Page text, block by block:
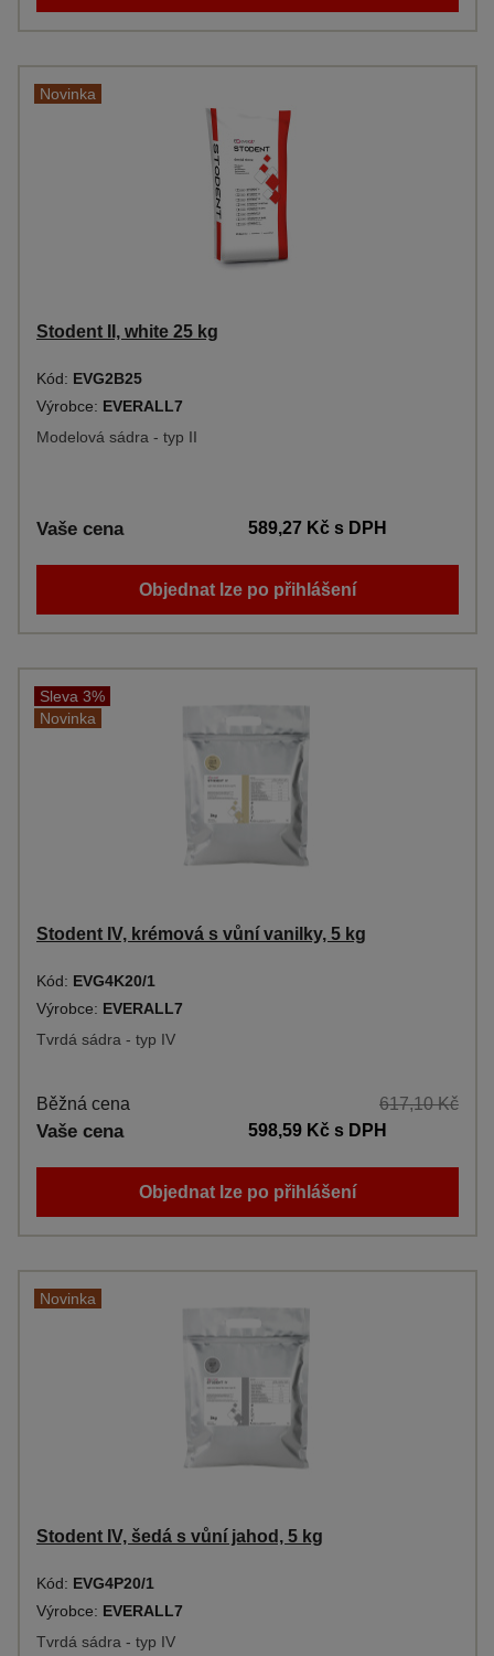
Novinka
Stodent II, white 25 kg
Kód: EVG2B25
Výrobce: EVERALL7
Modelová sádra - typ II
Vaše cena 589,27 Kčs DPH
Objednat lze po přihlášení
Sleva 3%
Novinka
Stodent IV, krémová s vůní vanilky, 5 kg
Kód: EVG4K20/1
Výrobce: EVERALL7
Tvrdá sádra - typ IV
Běžná cena 617,10 Kč
Vaše cena 598,59 Kčs DPH
Objednat lze po přihlášení
Novinka
Stodent IV, šedá s vůní jahod, 5 kg
Kód: EVG4P20/1
Výrobce: EVERALL7
Tvrdá sádra - typ IV